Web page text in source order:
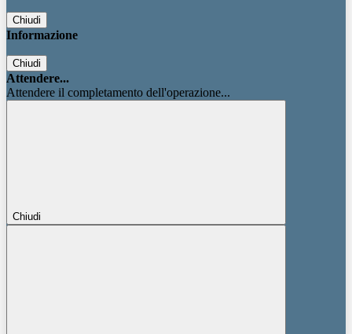
Chiudi
Informazione
Chiudi
Attendere...
Attendere il completamento dell'operazione...
Chiudi